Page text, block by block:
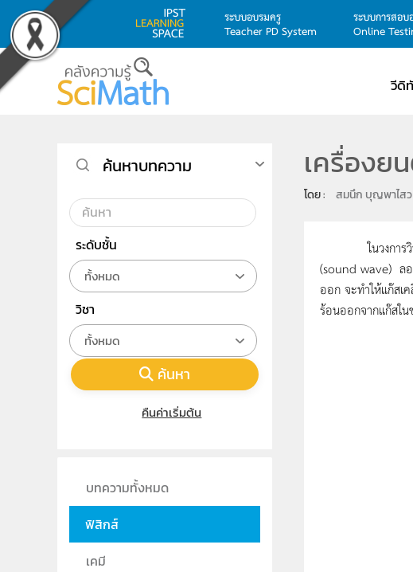
Skip to main content
ระบบอบรมครู
Teacher PD System
ระบบการสอบ
Online
วีดิ
เครื่องย
โดย : สมนึก บุญพาไสว
ในวงการวิทยา
(sound wave) ลอ
ออก จะทำให้แก๊สเ
ร้อนออกจากแก๊สใ
ค้นหาบทความ
ระดับชั้น
ทั้งหมด
วิชา
ทั้งหมด
ค้นหา
คืนค่าเริ่มต้น
บทความทั้งหมด
ฟิสิกส์
เคมี